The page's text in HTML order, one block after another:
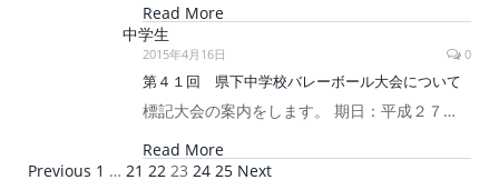
Read More
中学生
2015年4月16日 0
第４１回 県下中学校バレーボール大会について
標記大会の案内をします。 期日：平成２７…
Read More
Previous 1 … 21 22 23 24 25 Next